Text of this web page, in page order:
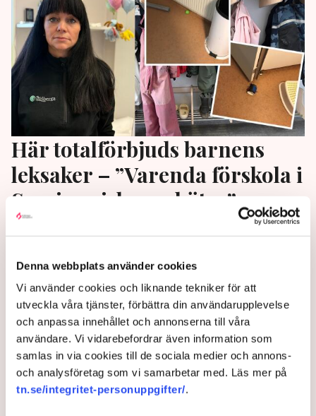
Denna webbplats använder cookies
Vi använder cookies och liknande tekniker för att
utveckla våra tjänster, förbättra din användarupplevelse
och anpassa innehållet och annonserna till våra
användare. Vi vidarebefordrar även information som
samlas in via cookies till de sociala medier och annons-
och analysföretag som vi samarbetar med. Läs mer på
tn.se/integritet-personuppgifter/.
Här totalförbjuds barnens
leksaker – ”Varenda förskola i
Sverige riskerar böter”
En liten boll på toaletten och ett pyssel på golvet
Solberga förskolor varnar för att det sunda förnuftet
vid inspektioner försvunnit. Nu överklagar hon. ”Jag
kan ju inte anställa en toalettvakt”, säger hon till TN.
10 months ago |